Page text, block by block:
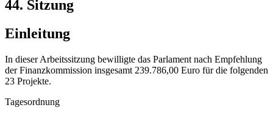
44. Sitzung
Einleitung
In dieser Arbeitssitzung bewilligte das Parlament nach Empfehlung
der Finanzkommission insgesamt 239.786,00 Euro für die folgenden
23 Projekte.
Tagesordnung